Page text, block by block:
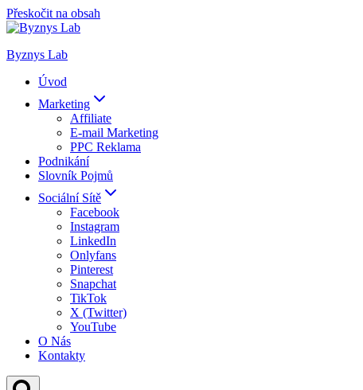
Přeskočit na obsah
Byznys Lab
Úvod
Marketing
Affiliate
E-mail Marketing
PPC Reklama
Podnikání
Slovník Pojmů
Sociální Sítě
Facebook
Instagram
LinkedIn
Onlyfans
Pinterest
Snapchat
TikTok
X (Twitter)
YouTube
O Nás
Kontakty